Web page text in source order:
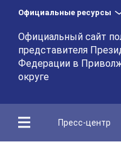
Официальные ресурсы
Официальный сайт
представителя
Федерации в
округе
Пресс-центр